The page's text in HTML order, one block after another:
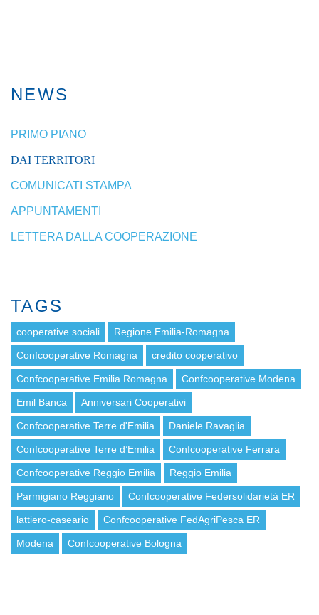
NEWS
PRIMO PIANO
DAI TERRITORI
COMUNICATI STAMPA
APPUNTAMENTI
LETTERA DALLA COOPERAZIONE
TAGS
cooperative sociali Regione Emilia-Romagna
Confcooperative Romagna credito cooperativo
Confcooperative Emilia Romagna Confcooperative Modena
Emil Banca Anniversari Cooperativi
Confcooperative Terre d'Emilia Daniele Ravaglia
Confcooperative Terre d’Emilia Confcooperative Ferrara
Confcooperative Reggio Emilia Reggio Emilia
Parmigiano Reggiano Confcooperative Federsolidarietà ER
lattiero-caseario Confcooperative FedAgriPesca ER
Modena Confcooperative Bologna